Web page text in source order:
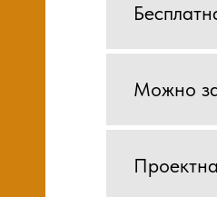
Можно